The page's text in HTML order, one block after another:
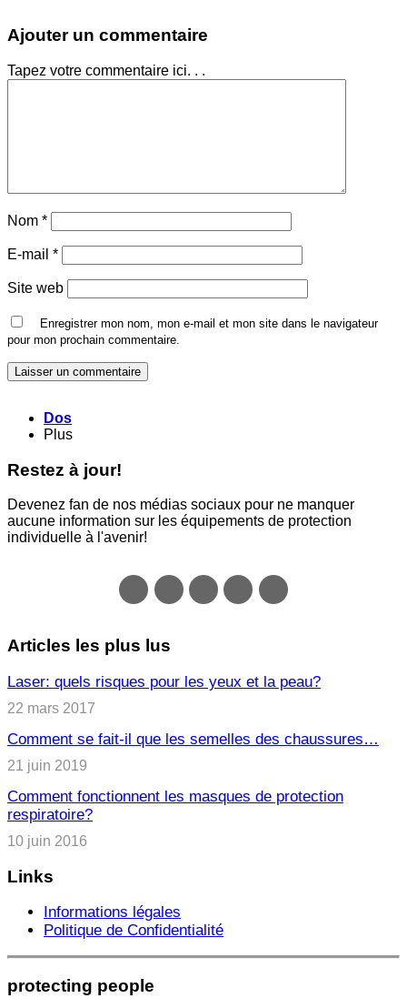
Ajouter un commentaire
Tapez votre commentaire ici. . .
Nom *
E-mail *
Site web
Enregistrer mon nom, mon e-mail et mon site dans le navigateur
pour mon prochain commentaire.
Dos
Plus
Restez à jour!
Devenez fan de nos médias sociaux pour ne manquer
aucune information sur les équipements de protection
individuelle à l'avenir!
Articles les plus lus
Laser: quels risques pour les yeux et la peau?
22 mars 2017
Comment se fait-il que les semelles des chaussures…
21 juin 2019
Comment fonctionnent les masques de protection
respiratoire?
10 juin 2016
Links
Informations légales
Politique de Confidentialité
protecting people